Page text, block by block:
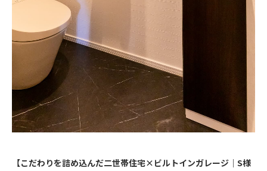
【こだわりを詰め込んだ二世帯住宅×ビルトインガレージ｜S様